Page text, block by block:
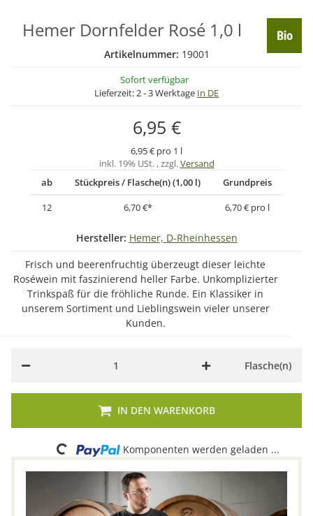
Hemer Dornfelder Rosé 1,0 l
Artikelnummer: 19001
Sofort verfügbar
Lieferzeit:2 - 3 Werktage In DE
6,95 €
6,95 € pro 1 l
inkl. 19% USt. , zzgl.Versand
ab
Stückpreis / Flasche(n) (1,00 l)
Grundpreis
12
6,70 €* 6,70 € pro l
Hersteller: Hemer, D-Rheinhessen
Frisch und beerenfruchtig überzeugt dieser leichte
Roséwein mit faszinierend heller Farbe. Unkomplizierter
Trinkspaß für die fröhliche Runde. Ein Klassiker in
unserem Sortiment und Lieblingswein vieler unserer
Kunden.
Flasche(n)
IN DEN WARENKORB
Loading... Komponenten werden geladen ...